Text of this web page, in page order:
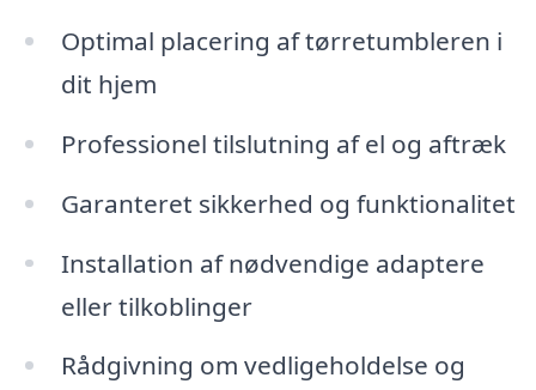
Optimal placering af tørretumbleren i
dit hjem
Professionel tilslutning af el og aftræk
Garanteret sikkerhed og funktionalitet
Installation af nødvendige adaptere
eller tilkoblinger
Rådgivning om vedligeholdelse og